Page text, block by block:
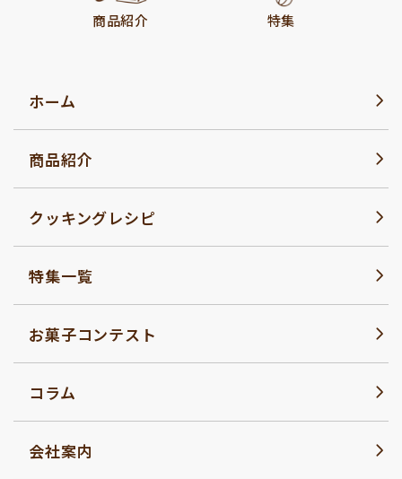
商品紹介
特集
ホーム
商品紹介
クッキングレシピ
特集一覧
お菓子コンテスト
コラム
会社案内